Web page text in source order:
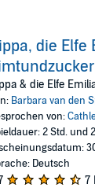
die Elfe
& die Elfe
Barbara van den
von:
2 Std. und
Deutsch
7